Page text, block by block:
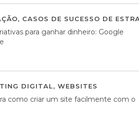
, CASOS DE SUCESSO DE
para ganhar dinheiro: Google
DIGITAL, WEBSITES
como criar um site facilmente com o